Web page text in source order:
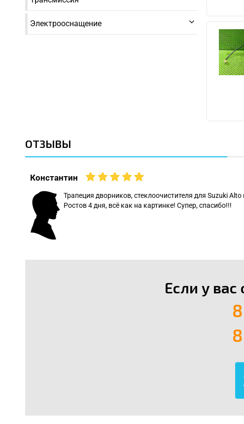
Электрооснащение
ОТЗЫВЫ
Константин
Трапеция дворников, стеклоочистителя для Suzuki
Ростов 4 дня, всё как на картинке! Супер, спасибо!!!
Если у вас